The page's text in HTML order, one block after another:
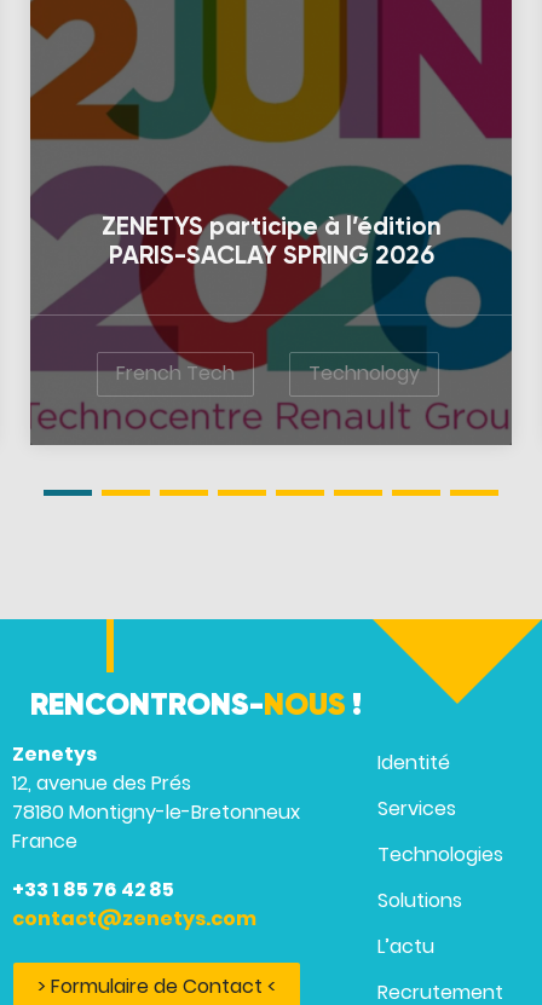
ZENETYS participe à l’édition
PARIS-SACLAY SPRING 2026
French Tech Technology
RENCONTRONS- NOUS !
Zenetys
12, avenue des Prés
78180 Montigny-le-Bretonneux
France
+33 1 85 76 42 85
contact@zenetys.com
> Formulaire de Contact <
Identité
Services
Technologies
Solutions
L’actu
Recrutement